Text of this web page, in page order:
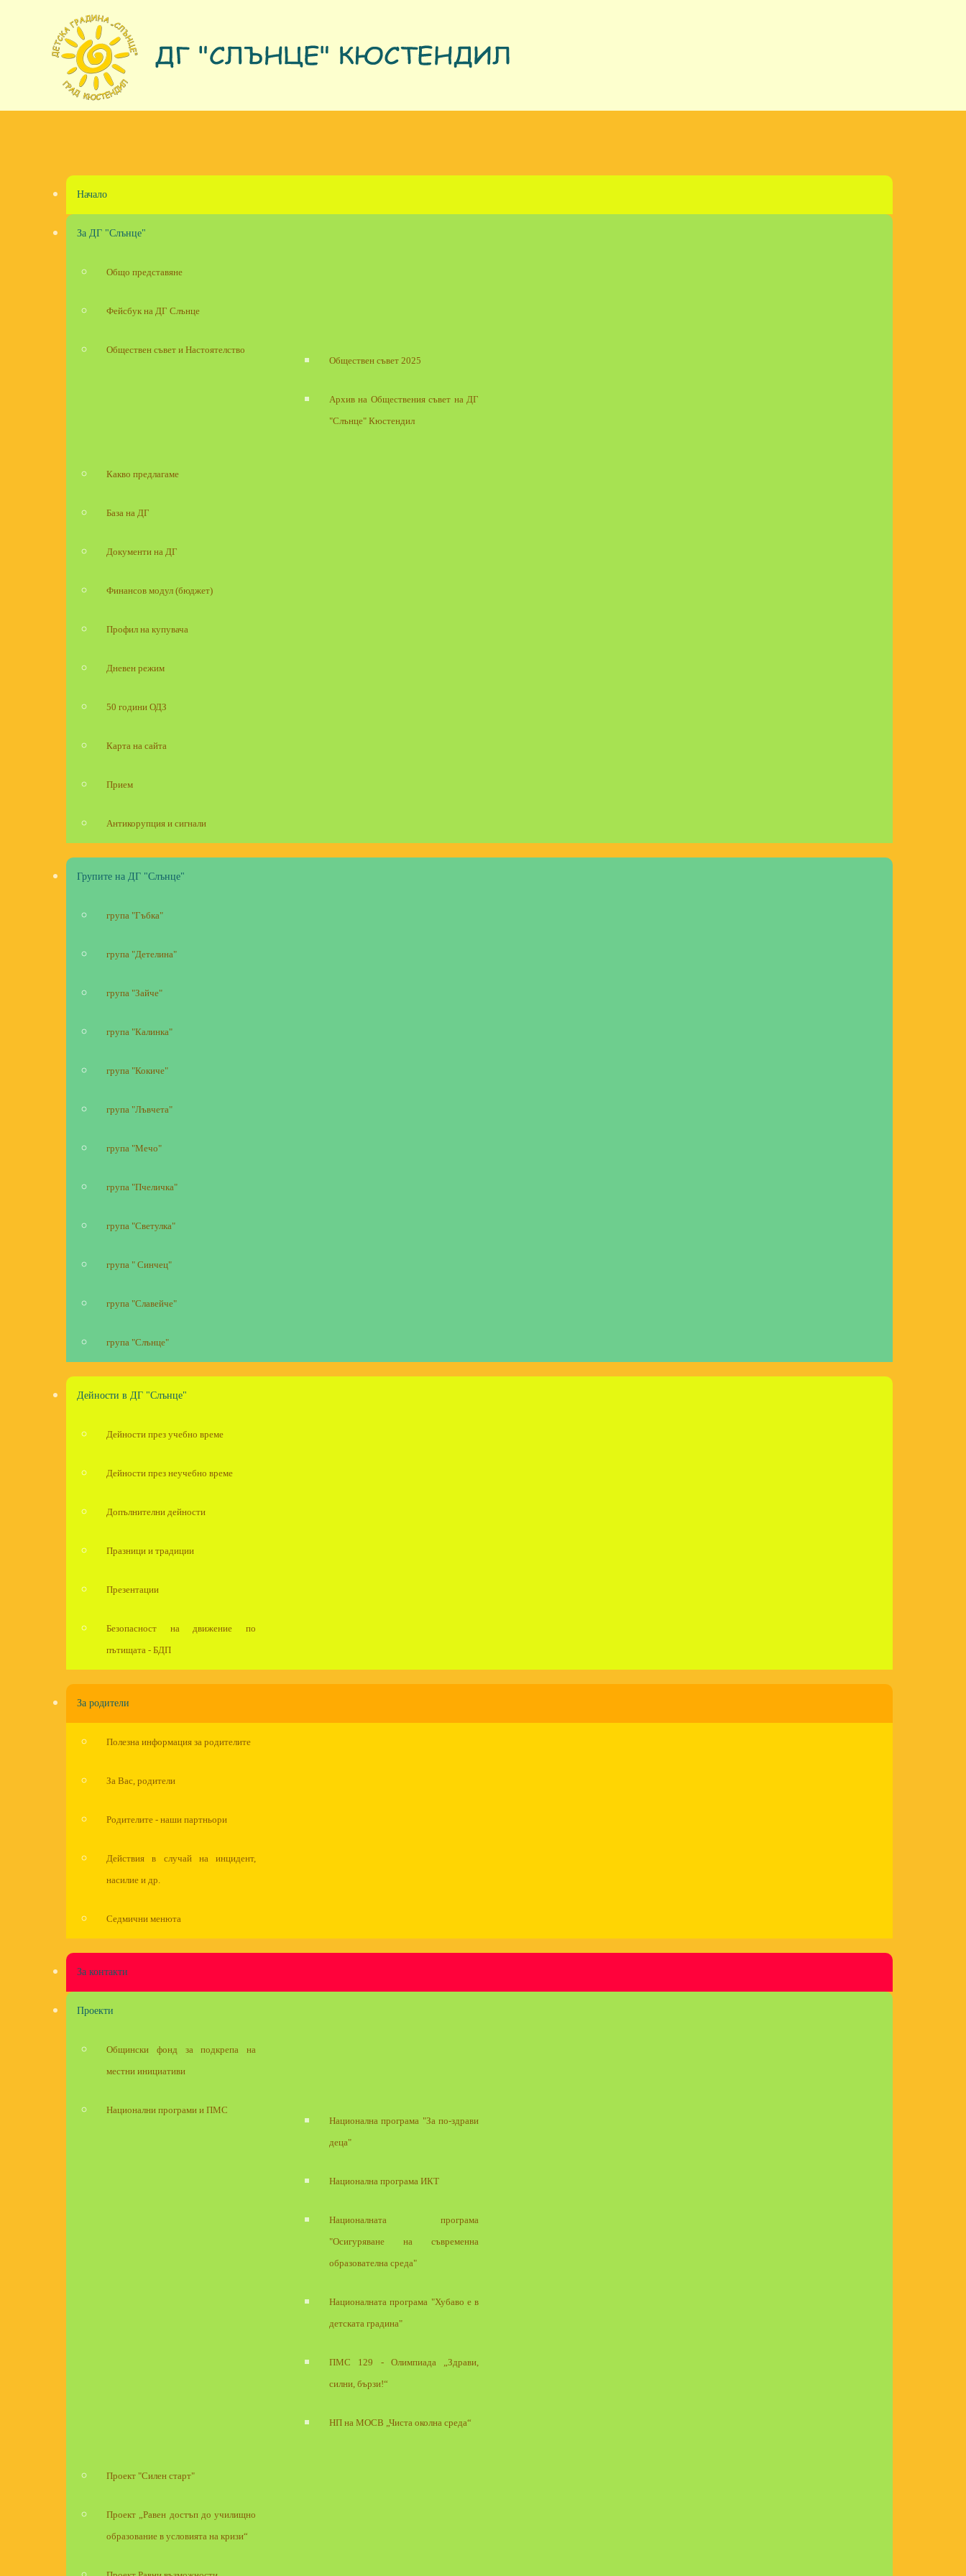
Skip to main content
Начало
За ДГ "Слънце"
Общо представяне
Фейсбук на ДГ Слънце
Обществен съвет и Настоятелство
Обществен съвет 2025
Архив на Обществения съвет на ДГ
"Слънце" Кюстендил
Какво предлагаме
База на ДГ
Документи на ДГ
Финансов модул (бюджет)
Профил на купувача
Дневен режим
50 години ОДЗ
Карта на сайта
Прием
Антикорупция и сигнали
Групите на ДГ "Слънце"
група "Гъбка"
група "Детелина"
група "Зайче"
група "Калинка"
група "Кокиче"
група "Лъвчета"
група "Мечо"
група "Пчеличка"
група "Светулка"
група " Синчец"
група "Славейче"
група "Слънце"
Дейности в ДГ "Слънце"
Дейности през учебно време
Дейности през неучебно време
Допълнителни дейности
Празници и традиции
Презентации
Безопасност на движение по
пътищата - БДП
За родители
Полезна информация за родителите
За Вас, родители
Родителите - наши партньори
Действия в случай на инцидент,
насилие и др.
Седмични менюта
За контакти
Проекти
Общински фонд за подкрепа на
местни инициативи
Национални програми и ПМС
Национална програма "За по-здрави
деца"
Национална програма ИКТ
Националната програма
"Осигуряване на съвременна
образователна среда"
Националната програма "Хубаво е в
детската градина"
ПМС 129 - Олимпиада „Здрави,
силни, бързи!“
НП на МОСВ „Чиста околна среда“
Проект "Силен старт"
Проект „Равен достъп до училищно
образование в условията на кризи“